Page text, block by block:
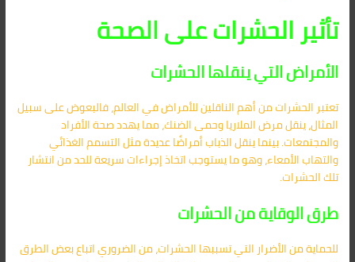
تأثير الحشرات على الصحة
الأمراض التي ينقلها الحشرات
تعتبر الحشرات من أهم الناقلين للأمراض في العالم، فالبعوض على سبيل
المثال، ينقل مرض الملاريا وحمى الضنك، مما يهدد صحة الأفراد
والمجتمعات. بينما ينقل الذباب أمراضًا عديدة مثل التسمم الغذائي
والتهاب الأمعاء، وهو ما يستوجب اتخاذ إجراءات سريعة للحد من انتشار
تلك الحشرات.
طرق الوقاية من الحشرات
للحماية من الأضرار التي تسببها الحشرات، من الضروري اتباع بعض الطرق